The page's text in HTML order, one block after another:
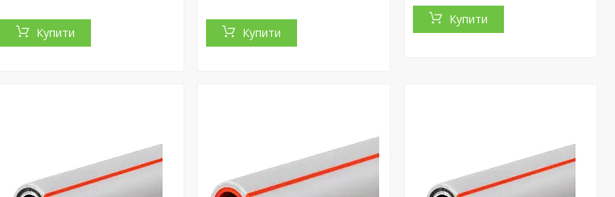
Купити Купити
Купити